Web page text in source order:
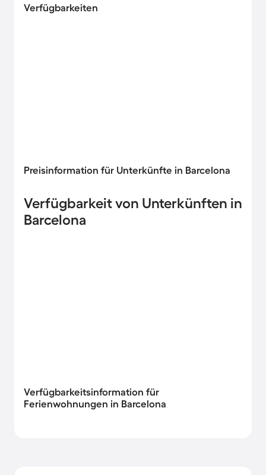
Verfügbarkeiten
Preisinformation für Unterkünfte in Barcelona
Verfügbarkeit von Unterkünften in
Barcelona
Verfügbarkeitsinformation für
Ferienwohnungen in Barcelona